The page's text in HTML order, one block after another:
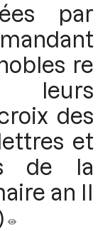
par
re
des
et
de la
an II